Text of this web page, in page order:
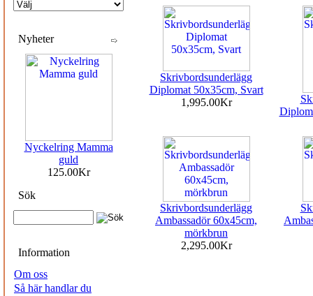
Nyheter
Nyckelring Mamma
guld
125.00Kr
Sök
Information
Om oss
Så här handlar du
Skrivbordsunderlägg
Diplomat 50x35cm, Svart
1,995.00Kr
Skrivbordsunderlägg
Ambassadör 60x45cm,
mörkbrun
2,295.00Kr